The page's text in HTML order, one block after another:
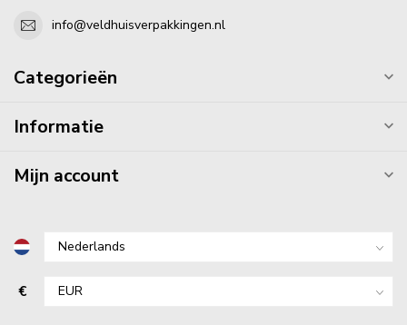
info@veldhuisverpakkingen.nl
Categorieën
Informatie
Mijn account
€